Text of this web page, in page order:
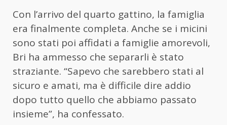
Con l’arrivo del quarto gattino, la famiglia
era finalmente completa. Anche se i micini
sono stati poi affidati a famiglie amorevoli,
Bri ha ammesso che separarli è stato
straziante. “Sapevo che sarebbero stati al
sicuro e amati, ma è difficile dire addio
dopo tutto quello che abbiamo passato
insieme”, ha confessato.